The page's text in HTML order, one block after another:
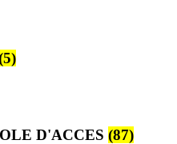
D'ACCES (87)